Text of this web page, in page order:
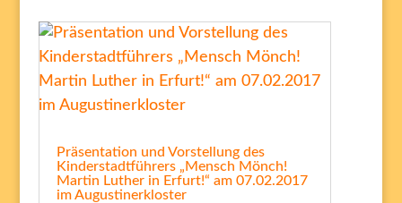
Präsentation und Vorstellung des
Kinderstadtführers „Mensch Mönch!
Martin Luther in Erfurt!“ am 07.02.2017
im Augustinerkloster